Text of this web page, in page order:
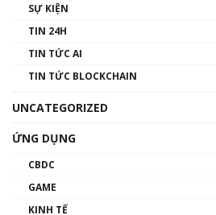
SỰ KIỆN
TIN 24H
TIN TỨC AI
TIN TỨC BLOCKCHAIN
UNCATEGORIZED
ỨNG DỤNG
CBDC
GAME
KINH TẾ